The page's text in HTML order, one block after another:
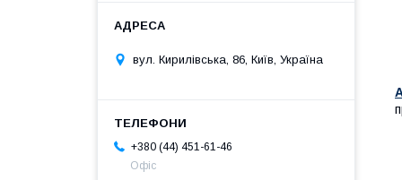
вул. Кирилівська, 86, Київ, Україна
+380 (44) 451-61-46
Офіс